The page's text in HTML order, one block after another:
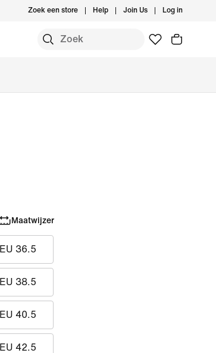
Zoek een store Help Join Us Log in
Maatwijzer
EU 36.5
EU 38.5
EU 40.5
EU 42.5